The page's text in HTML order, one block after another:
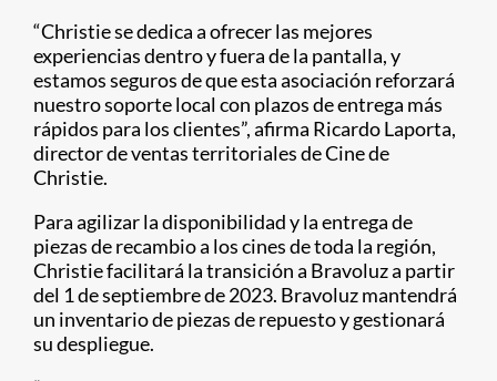
“Christie se dedica a ofrecer las mejores
experiencias dentro y fuera de la pantalla, y
estamos seguros de que esta asociación reforzará
nuestro soporte local con plazos de entrega más
rápidos para los clientes”, afirma Ricardo Laporta,
director de ventas territoriales de Cine de
Christie.
Para agilizar la disponibilidad y la entrega de
piezas de recambio a los cines de toda la región,
Christie facilitará la transición a Bravoluz a partir
del 1 de septiembre de 2023. Bravoluz mantendrá
un inventario de piezas de repuesto y gestionará
su despliegue.